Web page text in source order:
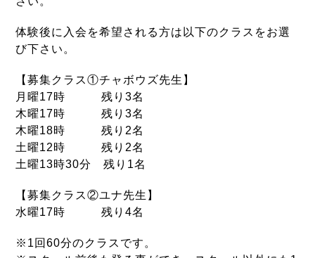
体験後に入会を希望される方は以下のクラスをお選
び下さい。
【募集クラス①チャボウズ先生】
月曜17時 残り3名
木曜17時 残り3名
木曜18時 残り2名
土曜12時 残り2名
土曜13時30分 残り1名
【募集クラス②ユナ先生】
水曜17時 残り4名
※1回60分のクラスです。